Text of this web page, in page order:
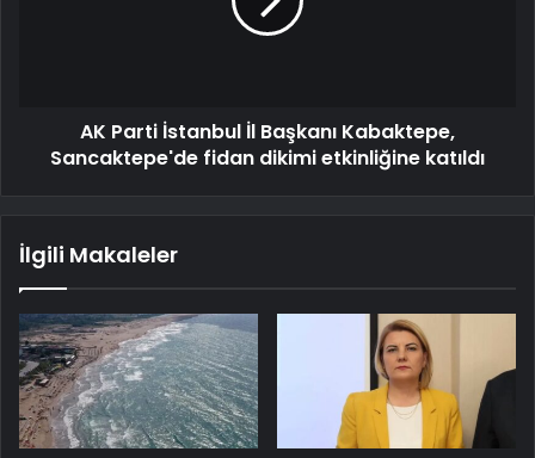
AK Parti İstanbul İl Başkanı Kabaktepe,
Sancaktepe'de fidan dikimi etkinliğine katıldı
İlgili Makaleler